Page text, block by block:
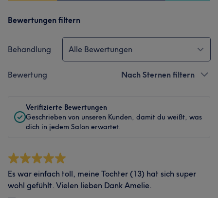
Bewertungen filtern
Behandlung Alle Bewertungen
Bewertung Nach Sternen filtern
Verifizierte Bewertungen
Geschrieben von unseren Kunden, damit du weißt, was
dich in jedem Salon erwartet.
Es war einfach toll, meine Tochter (13) hat sich super
wohl gefühlt. Vielen lieben Dank Amelie.